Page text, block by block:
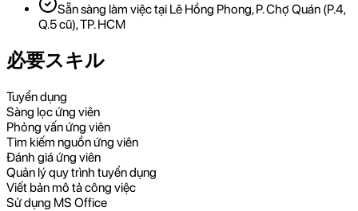
Sẵn sàng làm việc tại Lê Hồng Phong, P. Chợ Quán (P.4,
Q.5 cũ), TP. HCM
必要スキル
Tuyển dụng
Sàng lọc ứng viên
Phỏng vấn ứng viên
Tìm kiếm nguồn ứng viên
Đánh giá ứng viên
Quản lý quy trình tuyển dụng
Viết bản mô tả công việc
Sử dụng MS Office